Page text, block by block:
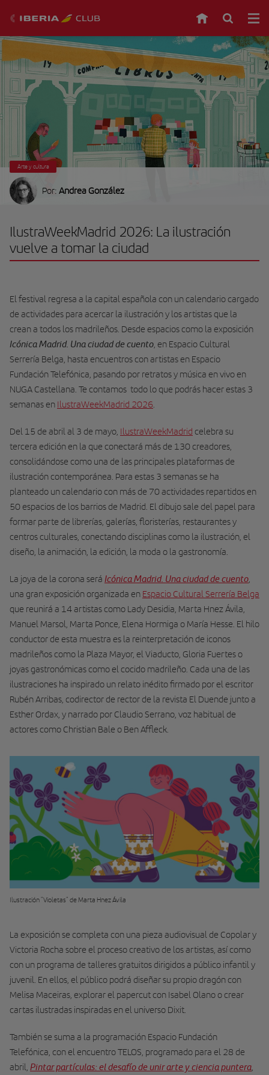
Arte y cultura
Por: Andrea González
IlustraWeekMadrid 2026: La ilustración
vuelve a tomar la ciudad
El festival regresa a la capital española con un calendario cargado
de actividades para acercar la ilustración y los artistas que la
crean a todos los madrileños. Desde espacios como la exposición
Icónica Madrid. Una ciudad de cuento , en Espacio Cultural
Serrería Belga, hasta encuentros con artistas en Espacio
Fundación Telefónica, pasando por retratos y música en vivo en
NUGA Castellana. Te contamos todo lo que podrás hacer estas 3
semanas en IlustraWeekMadrid 2026
Del 15 de abril al 3 de mayo, IlustraWeekMadrid celebra su
tercera edición en la que conectará más de 130 creadores,
consolidándose como una de las principales plataformas de
ilustración contemporánea. Para estas 3 semanas se ha
planteado un calendario con más de 70 actividades repartidos en
50 espacios de los barrios de Madrid. El dibujo sale del papel para
formar parte de librerías, galerías, floristerías, restaurantes y
centros culturales, conectando disciplinas como la ilustración, el
diseño, la animación, la edición, la moda o la gastronomía.
La joya de la corona será Icónica Madrid. Una ciudad de cuento
una gran exposición organizada en Espacio Cultural Serrería Belga
que reunirá a 14 artistas como Lady Desidia, Marta Hnez Ávila,
Manuel Marsol, Marta Ponce, Elena Hormiga o María Hesse. El hilo
conductor de esta muestra es la reinterpretación de iconos
madrileños como la Plaza Mayor, el Viaducto, Gloria Fuertes o
joyas gastronómicas como el cocido madrileño. Cada una de las
ilustraciones ha inspirado un relato inédito firmado por el escritor
Rubén Arribas, codirector de rector de la revista El Duende junto a
Esther Ordax, y narrado por Claudio Serrano, voz habitual de
actores como Christian Bale o Ben Affleck.
Ilustración "Violetas" de Marta Hnez Ávila
La exposición se completa con una pieza audiovisual de Copolar y
Victoria Rocha sobre el proceso creativo de los artistas, así como
con un programa de talleres gratuitos dirigidos a público infantil y
juvenil. En ellos, el público podrá diseñar su propio dragón con
Melisa Maceiras, explorar el papercut con Isabel Olano o crear
cartas ilustradas inspiradas en el universo Dixit.
También se suma a la programación Espacio Fundación
Telefónica, con el encuentro TELOS, programado para el 28 de
abril, Pintar partículas: el desafío de unir arte y ciencia puntera